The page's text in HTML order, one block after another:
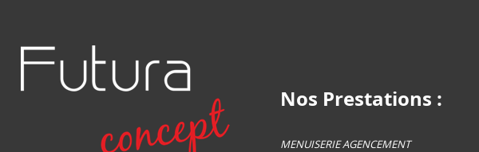
Nos Prestations :
MENUISERIE AGENCEMENT